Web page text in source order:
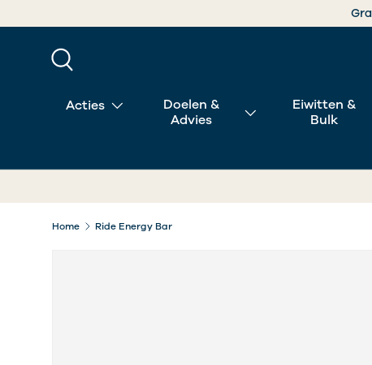
GA NAAR INHOUD
Acties
Doelen &
Advies
Eiwitten &
Bulk
Home Ride Energy Bar